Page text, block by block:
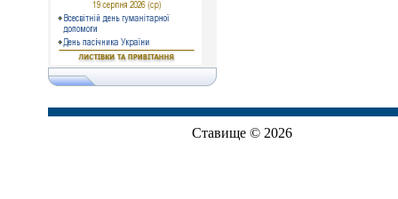
Ставище © 2026